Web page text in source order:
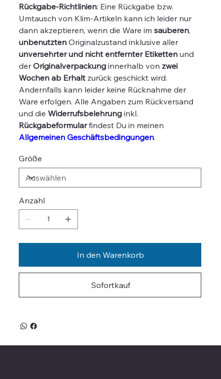
Rückgabe-Richtlinien: Eine Rückgabe bzw.
Umtausch von Klim-Artikeln kann ich leider nur
dann akzeptieren, wenn die Ware imsauberen,
unbenutzten Originalzustand inklusive aller
unversehrter und nicht entfernter Etiketten und
derOriginalverpackung innerhalb von zwei
Wochen ab Erhalt zurück geschickt wird.
Andernfalls kann leider keine Rücknahme der
Ware erfolgen. Alle Angaben zum Rückversand
und dieWiderrufsbelehrung inkl.
Rückgabeformularfindest Du in meinen
Allgemeinen Geschäftsbedingungen.
Größe
Anzahl
In den Warenkorb
Sofortkauf